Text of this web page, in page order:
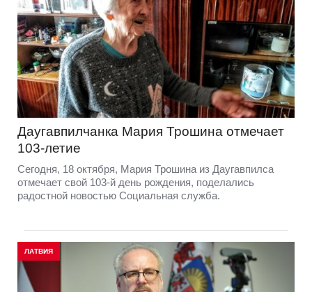
Даугавпилчанка Мария Трошина отмечает
103-летие
Сегодня, 18 октября, Мария Трошина из Даугавпилса
отмечает свой 103-й день рождения, поделались
радостной новостью Социальная служба.
ЛАТВИЯ